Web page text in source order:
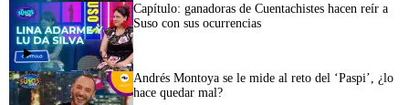
44:58
Capítulo: ganadoras de Cuentachistes hacen reír a
Suso con sus ocurrencias
Andrés Montoya se le mide al reto del ‘Paspi’, ¿lo
hace quedar mal?